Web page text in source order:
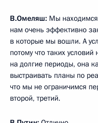
В.Омеляш: Мы находимся
нам очень эффективно
в которые мы вошли. А
потому что таких
на долгие периоды, она
выстраивать планы по
что мы не ограничимся
второй, третий.